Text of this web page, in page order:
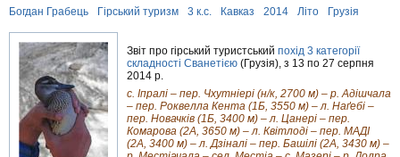
Богдан Грабець Гірський туризм 3 к.с. Кавказ 2014 Літо Грузія
Звіт про гірський туристський похід 3 категорії
складності Сванетією (Грузія), з 13 по 27 серпня
2014 р.
с. Іпралі – пер. Чхутніері (н/к, 2700 м) – р. Адішчала
– пер. Роквелла Кента (1Б, 3550 м) – л. Наґебі –
пер. Новачків (1Б, 3400 м) – л. Цанері – пер.
Комарова (2А, 3650 м) – л. Квітлоді – пер. МАДІ
(2А, 3400 м) – л. Дзіналі – пер. Башілі (2А, 3430 м) –